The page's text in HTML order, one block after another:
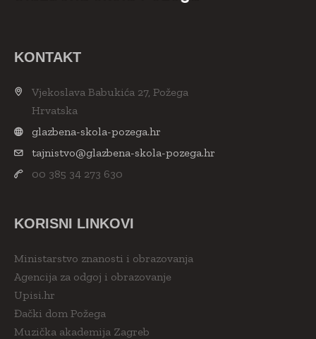
KONTAKT
Vjekoslava Babukića 27, Požega
Hrvatska
glazbena-skola-pozega.hr
tajnistvo@glazbena-skola-pozega.hr
00 385 34 273 630
KORISNI LINKOVI
Ministarstvo znanosti i obrazovanja
Agencija za odgoj i obrazovanje
Upisi.hr
Đački dom Požega
Muzička akademija Zagreb